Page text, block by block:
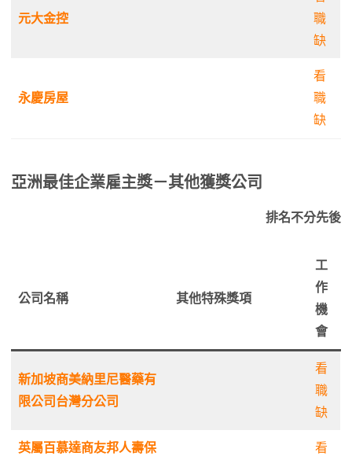
元大金控
職
缺
永慶房屋
看
職
缺
亞洲最佳企業雇主獎－其他獲獎公司
排名不分先後
公司名稱 其他特殊獎項
工
作
機
會
新加坡商美納里尼醫藥有
限公司台灣分公司
看
職
缺
英屬百慕達商友邦人壽保
看